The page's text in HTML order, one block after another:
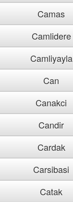
Camas
Camlidere
Camliyayla
Can
Canakci
Candir
Cardak
Carsibasi
Catak